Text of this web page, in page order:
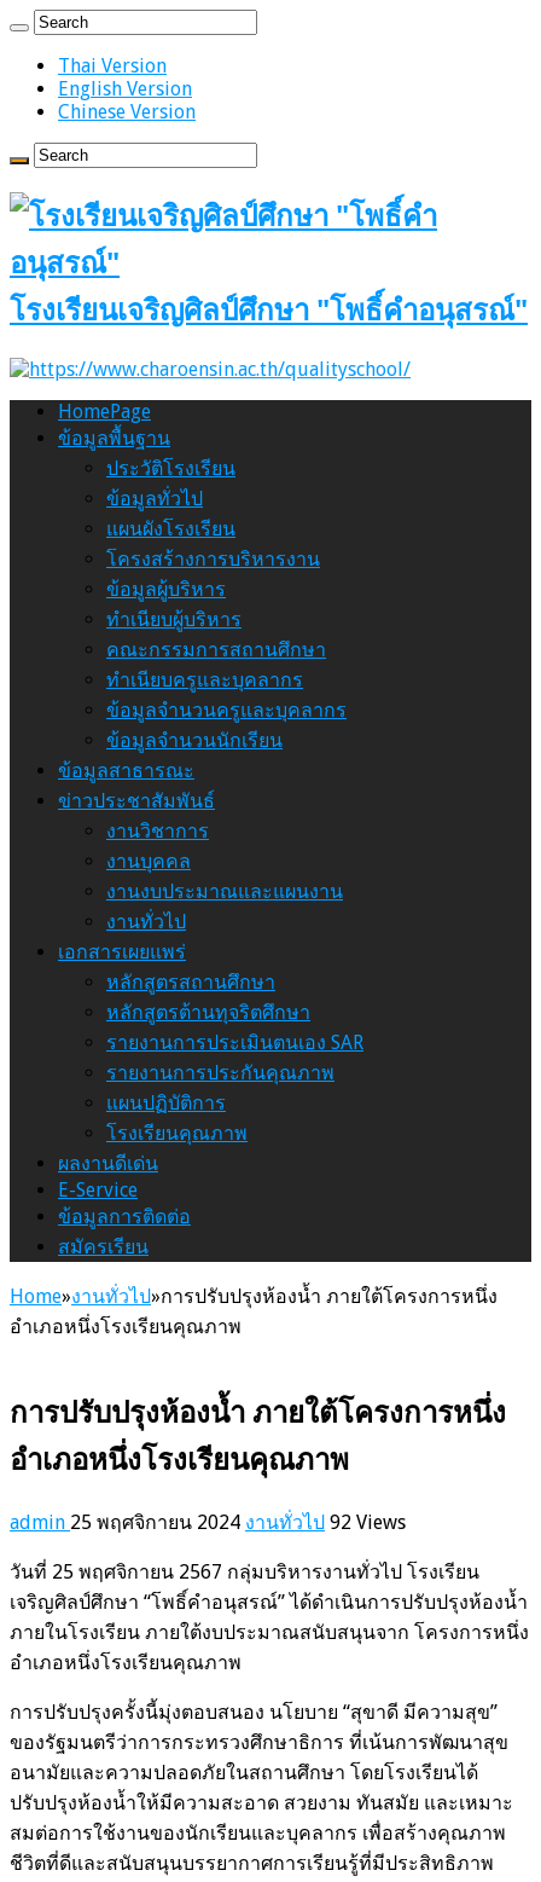
Thai Version
English Version
Chinese Version
โรงเรียนเจริญศิลป์ศึกษา "โพธิ์คำอนุสรณ์"
HomePage
ข้อมูลพื้นฐาน
ประวัติโรงเรียน
ข้อมูลทั่วไป
แผนผังโรงเรียน
โครงสร้างการบริหารงาน
ข้อมูลผู้บริหาร
ทำเนียบผู้บริหาร
คณะกรรมการสถานศึกษา
ทำเนียบครูและบุคลากร
ข้อมูลจำนวนครูและบุคลากร
ข้อมูลจำนวนนักเรียน
ข้อมูลสาธารณะ
ข่าวประชาสัมพันธ์
งานวิชาการ
งานบุคคล
งานงบประมาณและแผนงาน
งานทั่วไป
เอกสารเผยแพร่
หลักสูตรสถานศึกษา
หลักสูตรต้านทุจริตศึกษา
รายงานการประเมินตนเอง SAR
รายงานการประกันคุณภาพ
แผนปฏิบัติการ
โรงเรียนคุณภาพ
ผลงานดีเด่น
E-Service
ข้อมูลการติดต่อ
สมัครเรียน
Home»งานทั่วไป»การปรับปรุงห้องน้ำ ภายใต้โครงการหนึ่ง
อำเภอหนึ่งโรงเรียนคุณภาพ
การปรับปรุงห้องน้ำ ภายใต้โครงการหนึ่ง
อำเภอหนึ่งโรงเรียนคุณภาพ
admin 25 พฤศจิกายน 2024 งานทั่วไป 92 Views
วันที่ 25 พฤศจิกายน 2567 กลุ่มบริหารงานทั่วไป โรงเรียน
เจริญศิลป์ศึกษา “โพธิ์คำอนุสรณ์” ได้ดำเนินการปรับปรุงห้องน้ำ
ภายในโรงเรียน ภายใต้งบประมาณสนับสนุนจาก โครงการหนึ่ง
อำเภอหนึ่งโรงเรียนคุณภาพ
การปรับปรุงครั้งนี้มุ่งตอบสนอง นโยบาย “สุขาดี มีความสุข”
ของรัฐมนตรีว่าการกระทรวงศึกษาธิการ ที่เน้นการพัฒนาสุข
อนามัยและความปลอดภัยในสถานศึกษา โดยโรงเรียนได้
ปรับปรุงห้องน้ำให้มีความสะอาด สวยงาม ทันสมัย และเหมาะ
สมต่อการใช้งานของนักเรียนและบุคลากร เพื่อสร้างคุณภาพ
ชีวิตที่ดีและสนับสนุนบรรยากาศการเรียนรู้ที่มีประสิทธิภาพ